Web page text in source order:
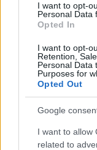
I want to opt-
Personal Data
Opted In
I want to opt-
Retention,
Personal Data
Purposes for
Opted Out
Google
I want to allow
related to
F
a
ce
b
o
o
k
T
it
te
r